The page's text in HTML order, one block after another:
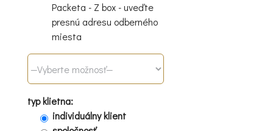
Packeta - Z box - uveďte
presnú adresu odberného
miesta
typ klietna:
individuálny klient